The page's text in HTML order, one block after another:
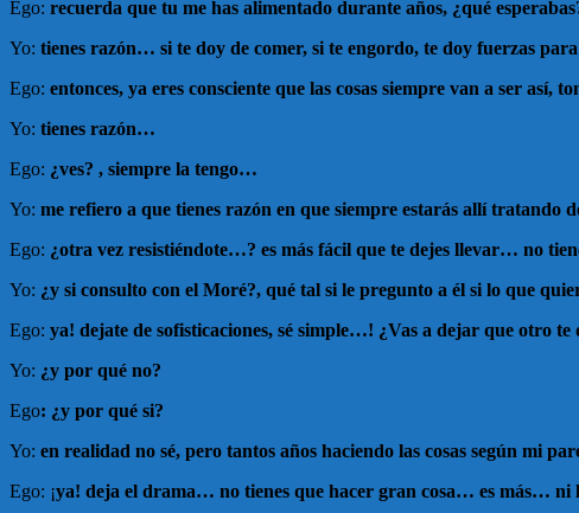
Ego: recuerda que tu me has alimentado durante años, ¿qué
Yo: tienes razón… si te doy de comer, si te engordo, te doy fuerzas
Ego: entonces, ya eres consciente que las cosas siempre van a ser
Yo: tienes razón…
Ego: ¿ves? , siempre la tengo…
Yo: me refiero a que tienes razón en que siempre estarás allí tratando
Ego: ¿otra vez resistiéndote…? es más fácil que te dejes llevar… no
Yo: ¿y si consulto con el Moré?, qué tal si le pregunto a él si lo que
Ego: ya! dejate de sofisticaciones, sé simple…! ¿Vas a dejar que otro te
Yo: ¿y por qué no?
Ego: ¿y por qué si?
Yo: en realidad no sé, pero tantos años haciendo las cosas según mi
Ego: ¡ya! deja el drama… no tienes que hacer gran cosa… es más… ni